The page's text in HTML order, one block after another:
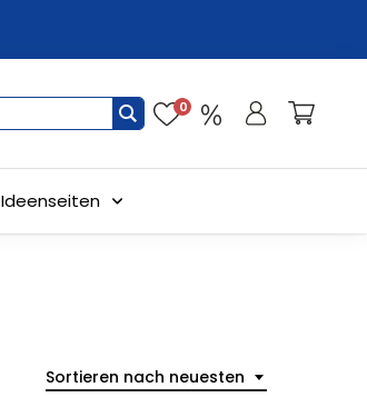
0
Ideenseiten
Sortieren nach neuesten